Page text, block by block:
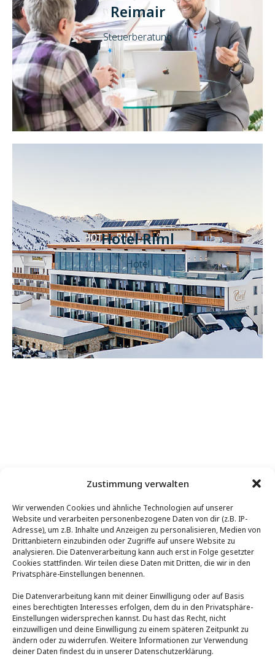
Zustimmung verwalten
Wir verwenden Cookies und ähnliche Technologien auf unserer
Website und verarbeiten personenbezogene Daten von dir (z.B. IP-
Adresse), um z.B. Inhalte und Anzeigen zu personalisieren, Medien von
Drittanbietern einzubinden oder Zugriffe auf unsere Website zu
analysieren. Die Datenverarbeitung kann auch erst in Folge gesetzter
Cookies stattfinden. Wir teilen diese Daten mit Dritten, die wir in den
Privatsphäre-Einstellungen benennen.
Die Datenverarbeitung kann mit deiner Einwilligung oder auf Basis
eines berechtigten Interesses erfolgen, dem du in den Privatsphäre-
Einstellungen widersprechen kannst. Du hast das Recht, nicht
einzuwilligen und deine Einwilligung zu einem späteren Zeitpunkt zu
ändern oder zu widerrufen. Weitere Informationen zur Verwendung
deiner Daten findest du in unserer Datenschutzerklärung.
Reimair
Steuerberatung
Hotel Riml
Hotel
Regelwerk Automatisierungstechnik GmbH
Außerweg 2a / Einheit 4
6145 Navis
office@regelwerk.tirol
+43 512 37 83 69
www.regelwerk.tirol